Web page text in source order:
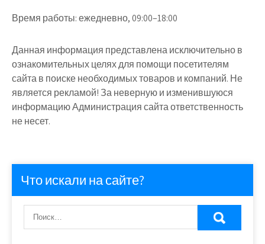
Время работы:ежедневно, 09:00–18:00
Данная информация представлена исключительно в
ознакомительных целях для помощи посетителям
сайта в поиске необходимых товаров и компаний. Не
является рекламой! За неверную и изменившуюся
информацию Администрация сайта ответственность
не несет.
Что искали на сайте?